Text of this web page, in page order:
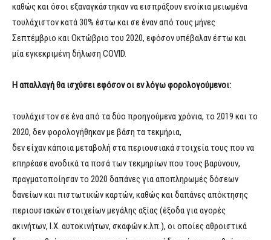
καθώς και όσοι εξαναγκάστηκαν να εισπράξουν ενοίκια μειωμένα
τουλάχιστον κατά 30% έστω και σε έναν από τους μήνες
Σεπτέμβριο και Οκτώβριο του 2020, εφόσον υπέβαλαν έστω και
μία εγκεκριμένη δήλωση COVID.
Η απαλλαγή θα ισχύσει εφόσον οι εν λόγω φορολογούμενοι:
τουλάχιστον σε ένα από τα δύο προηγούμενα χρόνια, το 2019 και το
2020, δεν φορολογήθηκαν με βάση τα τεκμήρια,
δεν είχαν κάποια μεταβολή στα περιουσιακά στοιχεία τους που να
επηρέασε ανοδικά τα ποσά των τεκμηρίων που τους βαρύνουν,
πραγματοποίησαν το 2020 δαπάνες για αποπληρωμές δόσεων
δανείων και πιστωτικών καρτών, καθώς και δαπάνες απόκτησης
περιουσιακών στοιχείων μεγάλης αξίας (έξοδα για αγορές
ακινήτων, Ι.Χ. αυτοκινήτων, σκαφών κ.λπ.), οι οποίες αθροιστικά